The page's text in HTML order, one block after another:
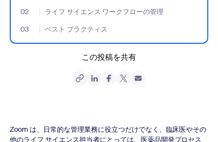
02
ライフ サイエンス ワークフローの管理
- Jumplink to ライフ サイエンス ワークフローの管理
03
ベスト プラクティス
- Jumplink to ベスト プラクティス
この投稿を共有
Zoom は、日常的な管理業務に役立つだけでなく、臨床医やその
他のライフ サイエンス担当者にとっては、医薬品開発プロセス